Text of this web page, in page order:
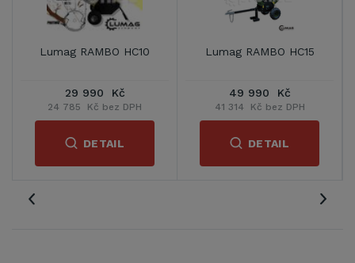
Lumag RAMBO HC10
29 990 Kč
24 785 Kč bez DPH
DETAIL
Lumag RAMBO HC15
49 990 Kč
41 314 Kč bez DPH
DETAIL